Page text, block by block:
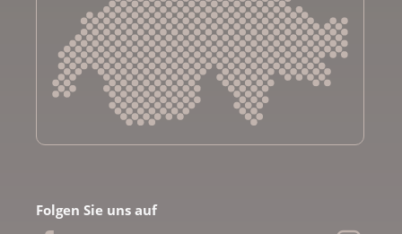
Krebsliga Bern
Folgen Sie uns auf